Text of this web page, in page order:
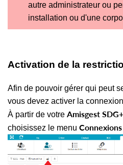
autre administrateur ou
installation ou d'une
Activation de la
Afin de pouvoir gérer qui peut
vous devez activer la
À partir de votre Amisgest SDG+
choisissez le menu